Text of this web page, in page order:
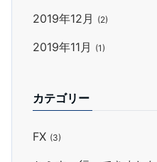
2019年12月 (2)
2019年11月 (1)
カテゴリー
FX (3)